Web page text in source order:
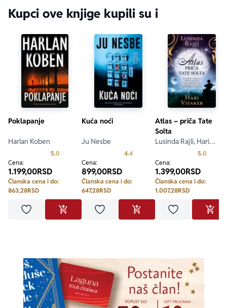
Kupci ove knjige kupili su i
Poklapanje
Harlan Koben
5.0 Prosecna ocena je 5.0 od 5
Cena:
1.199,00RSD
Članska cena i do:
863,28RSD
Dodaj u omiljeneDODAJ U KORPU
Kuća noći
Ju Nesbe
4.4Prosecna ocena je 4.4 od 5
Cena:
899,00RSD
Članska cena i do:
647,28RSD
Dodaj u omiljeneDODAJ U KORPU
Atlas – priča Tate
Solta
Lusinda Rajli, Hari
5.0
Cena:
1.399,00RSD
Članska cena i do:
1.007,28RSD
Dodaj u